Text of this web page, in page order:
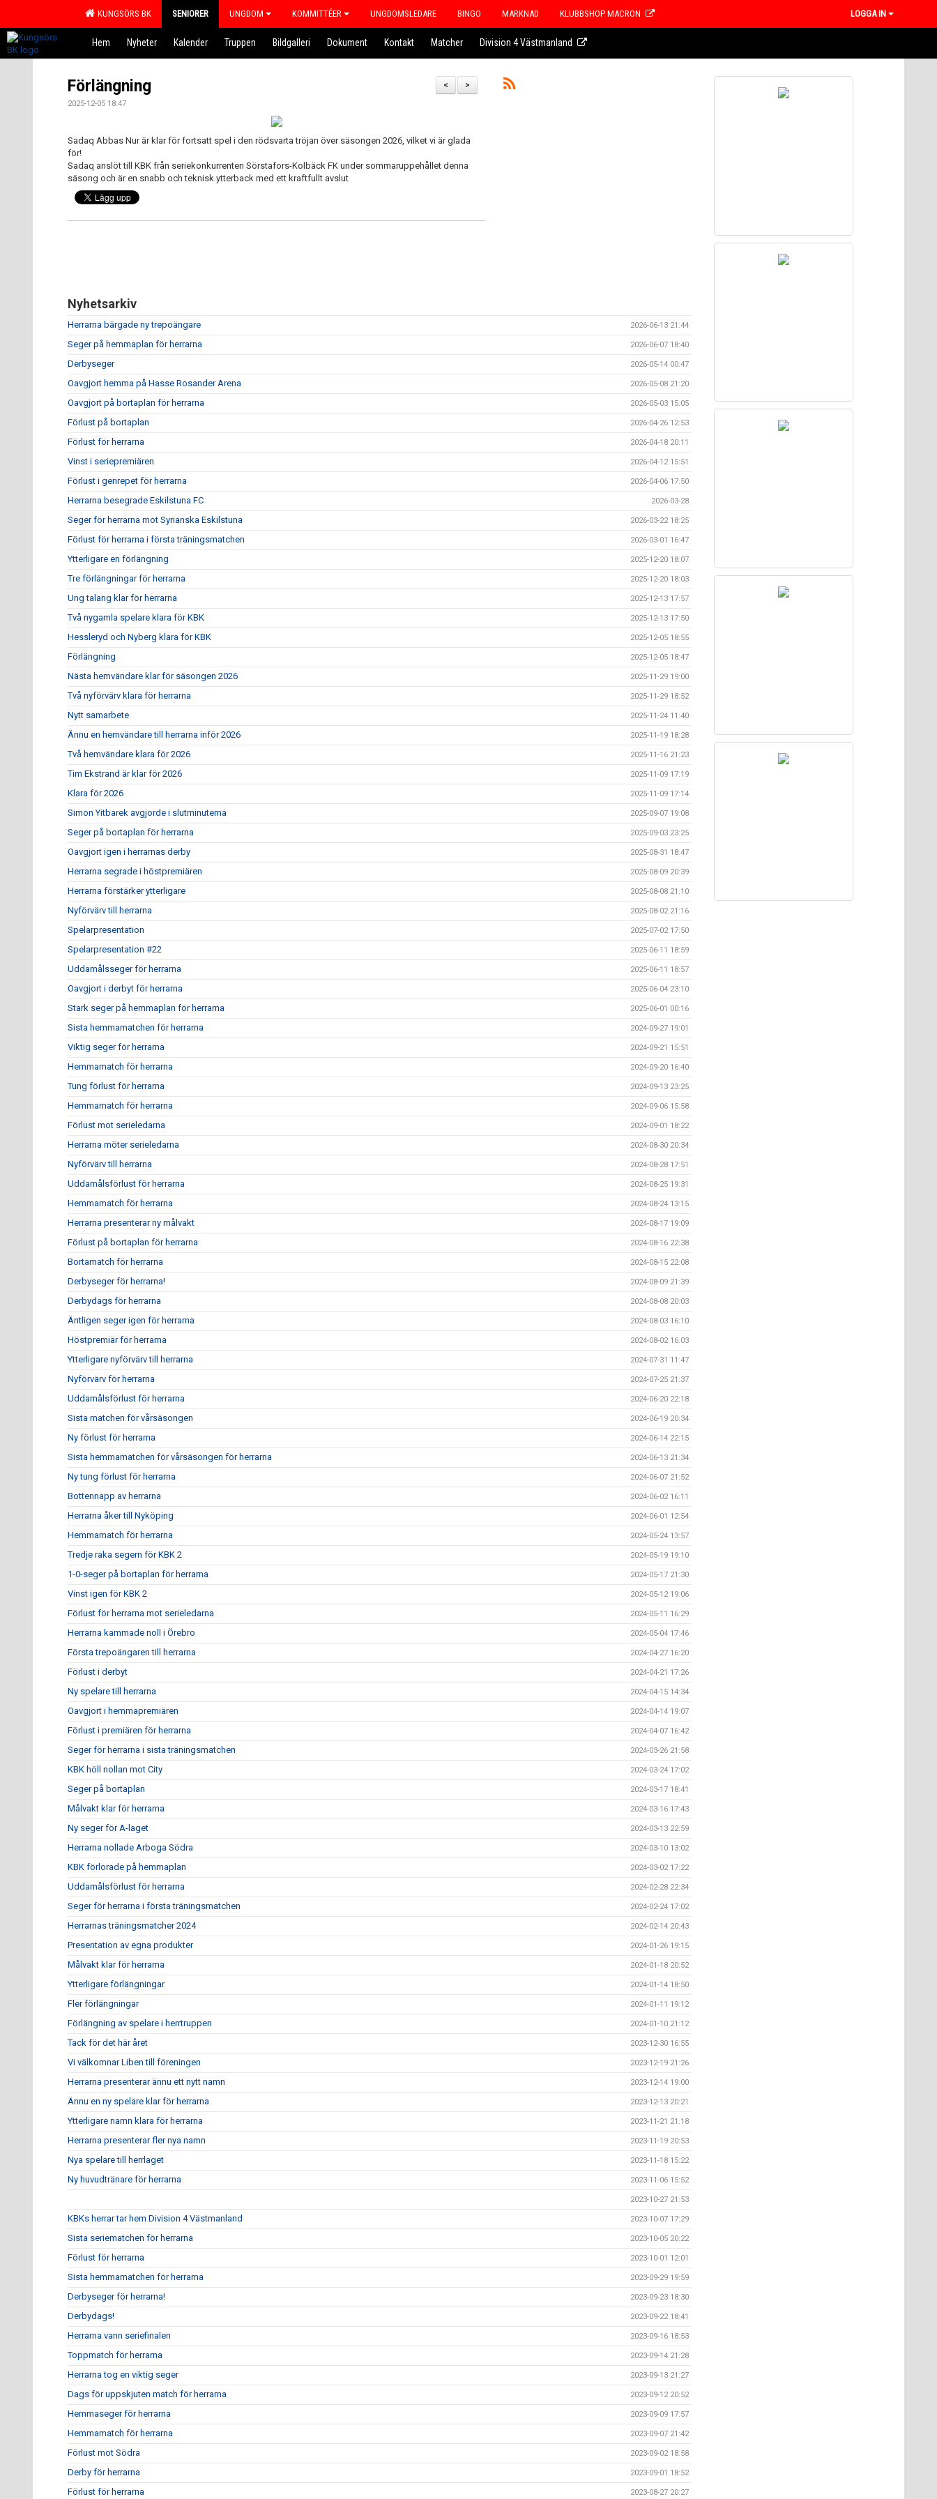
KUNGSÖRS BK SENIORER UNGDOM KOMMITTÉER UNGDOMSLEDARE BINGO MARKNAD KLUBBSHOP MACRON LOGGA IN
Hem Nyheter Kalender Truppen Bildgalleri Dokument Kontakt Matcher Division 4 Västmanland
>
<
Förlängning
2025-12-05 18:47
Sadaq Abbas Nur är klar för fortsatt spel i den rödsvarta tröjan över säsongen 2026, vilket vi är glada
för!
Sadaq anslöt till KBK från seriekonkurrenten Sörstafors-Kolbäck FK under sommaruppehållet denna
säsong och är en snabb och teknisk ytterback med ett kraftfullt avslut
Nyhetsarkiv
Herrarna bärgade ny trepoängare 2026-06-13 21:44
Seger på hemmaplan för herrarna 2026-06-07 18:40
Derbyseger 2026-05-14 00:47
Oavgjort hemma på Hasse Rosander Arena 2026-05-08 21:20
Oavgjort på bortaplan för herrarna 2026-05-03 15:05
Förlust på bortaplan 2026-04-26 12:53
Förlust för herrarna 2026-04-18 20:11
Vinst i seriepremiären 2026-04-12 15:51
Förlust i genrepet för herrarna 2026-04-06 17:50
Herrarna besegrade Eskilstuna FC 2026-03-28
Seger för herrarna mot Syrianska Eskilstuna 2026-03-22 18:25
Förlust för herrarna i första träningsmatchen 2026-03-01 16:47
Ytterligare en förlängning 2025-12-20 18:07
Tre förlängningar för herrarna 2025-12-20 18:03
Ung talang klar för herrarna 2025-12-13 17:57
Två nygamla spelare klara för KBK 2025-12-13 17:50
Hessleryd och Nyberg klara för KBK 2025-12-05 18:55
Förlängning 2025-12-05 18:47
Nästa hemvändare klar för säsongen 2026 2025-11-29 19:00
Två nyförvärv klara för herrarna 2025-11-29 18:52
Nytt samarbete 2025-11-24 11:40
Ännu en hemvändare till herrarna inför 2026 2025-11-19 18:28
Två hemvändare klara för 2026 2025-11-16 21:23
Tim Ekstrand är klar för 2026 2025-11-09 17:19
Klara för 2026 2025-11-09 17:14
Simon Yitbarek avgjorde i slutminuterna 2025-09-07 19:08
Seger på bortaplan för herrarna 2025-09-03 23:25
Oavgjort igen i herrarnas derby 2025-08-31 18:47
Herrarna segrade i höstpremiären 2025-08-09 20:39
Herrarna förstärker ytterligare 2025-08-08 21:10
Nyförvärv till herrarna 2025-08-02 21:16
Spelarpresentation 2025-07-02 17:50
Spelarpresentation #22 2025-06-11 18:59
Uddamålsseger för herrarna 2025-06-11 18:57
Oavgjort i derbyt för herrarna 2025-06-04 23:10
Stark seger på hemmaplan för herrarna 2025-06-01 00:16
Sista hemmamatchen för herrarna 2024-09-27 19:01
Viktig seger för herrarna 2024-09-21 15:51
Hemmamatch för herrarna 2024-09-20 16:40
Tung förlust för herrarna 2024-09-13 23:25
Hemmamatch för herrarna 2024-09-06 15:58
Förlust mot serieledarna 2024-09-01 18:22
Herrarna möter serieledarna 2024-08-30 20:34
Nyförvärv till herrarna 2024-08-28 17:51
Uddamålsförlust för herrarna 2024-08-25 19:31
Hemmamatch för herrarna 2024-08-24 13:15
Herrarna presenterar ny målvakt 2024-08-17 19:09
Förlust på bortaplan för herrarna 2024-08-16 22:38
Bortamatch för herrarna 2024-08-15 22:08
Derbyseger för herrarna! 2024-08-09 21:39
Derbydags för herrarna 2024-08-08 20:03
Äntligen seger igen för herrarna 2024-08-03 16:10
Höstpremiär för herrarna 2024-08-02 16:03
Ytterligare nyförvärv till herrarna 2024-07-31 11:47
Nyförvärv för herrarna 2024-07-25 21:37
Uddamålsförlust för herrarna 2024-06-20 22:18
Sista matchen för vårsäsongen 2024-06-19 20:34
Ny förlust för herrarna 2024-06-14 22:15
Sista hemmamatchen för vårsäsongen för herrarna 2024-06-13 21:34
Ny tung förlust för herrarna 2024-06-07 21:52
Bottennapp av herrarna 2024-06-02 16:11
Herrarna åker till Nyköping 2024-06-01 12:54
Hemmamatch för herrarna 2024-05-24 13:57
Tredje raka segern för KBK 2 2024-05-19 19:10
1-0-seger på bortaplan för herrarna 2024-05-17 21:30
Vinst igen för KBK 2 2024-05-12 19:06
Förlust för herrarna mot serieledarna 2024-05-11 16:29
Herrarna kammade noll i Örebro 2024-05-04 17:46
Första trepoängaren till herrarna 2024-04-27 16:20
Förlust i derbyt 2024-04-21 17:26
Ny spelare till herrarna 2024-04-15 14:34
Oavgjort i hemmapremiären 2024-04-14 19:07
Förlust i premiären för herrarna 2024-04-07 16:42
Seger för herrarna i sista träningsmatchen 2024-03-26 21:58
KBK höll nollan mot City 2024-03-24 17:02
Seger på bortaplan 2024-03-17 18:41
Målvakt klar för herrarna 2024-03-16 17:43
Ny seger för A-laget 2024-03-13 22:59
Herrarna nollade Arboga Södra 2024-03-10 13:02
KBK förlorade på hemmaplan 2024-03-02 17:22
Uddamålsförlust för herrarna 2024-02-28 22:34
Seger för herrarna i första träningsmatchen 2024-02-24 17:02
Herrarnas träningsmatcher 2024 2024-02-14 20:43
Presentation av egna produkter 2024-01-26 19:15
Målvakt klar för herrarna 2024-01-18 20:52
Ytterligare förlängningar 2024-01-14 18:50
Fler förlängningar 2024-01-11 19:12
Förlängning av spelare i herrtruppen 2024-01-10 21:12
Tack för det här året 2023-12-30 16:55
Vi välkomnar Liben till föreningen 2023-12-19 21:26
Herrarna presenterar ännu ett nytt namn 2023-12-14 19:00
Ännu en ny spelare klar för herrarna 2023-12-13 20:21
Ytterligare namn klara för herrarna 2023-11-21 21:18
Herrarna presenterar fler nya namn 2023-11-19 20:53
Nya spelare till herrlaget 2023-11-18 15:22
Ny huvudtränare för herrarna 2023-11-06 15:52
2023-10-27 21:53
KBKs herrar tar hem Division 4 Västmanland 2023-10-07 17:29
Sista seriematchen för herrarna 2023-10-05 20:22
Förlust för herrarna 2023-10-01 12:01
Sista hemmamatchen för herrarna 2023-09-29 19:59
Derbyseger för herrarna! 2023-09-23 18:30
Derbydags! 2023-09-22 18:41
Herrarna vann seriefinalen 2023-09-16 18:53
Toppmatch för herrarna 2023-09-14 21:28
Herrarna tog en viktig seger 2023-09-13 21:27
Dags för uppskjuten match för herrarna 2023-09-12 20:52
Hemmaseger för herrarna 2023-09-09 17:57
Hemmamatch för herrarna 2023-09-07 21:42
Förlust mot Södra 2023-09-02 18:58
Derby för herrarna 2023-09-01 18:52
Förlust för herrarna 2023-08-27 20:27